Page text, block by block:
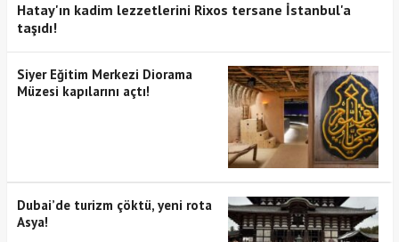
Hatay'ın kadim lezzetlerini Rixos tersane İstanbul'a
taşıdı!
Siyer Eğitim Merkezi Diorama
Müzesi kapılarını açtı!
Dubai’de turizm çöktü, yeni rota
Asya!